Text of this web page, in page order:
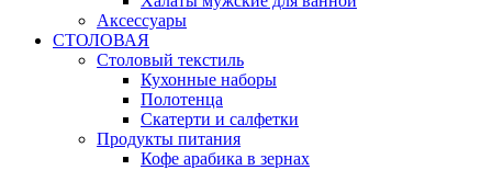
Аксессуары
СТОЛОВАЯ
Столовый текстиль
Кухонные наборы
Полотенца
Скатерти и салфетки
Продукты питания
Кофе арабика в зернах